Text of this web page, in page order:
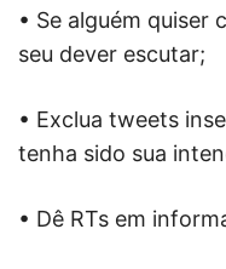
• Se alguém quiser
seu dever escutar;
• Exclua tweets
tenha sido sua
• Dê RTs em